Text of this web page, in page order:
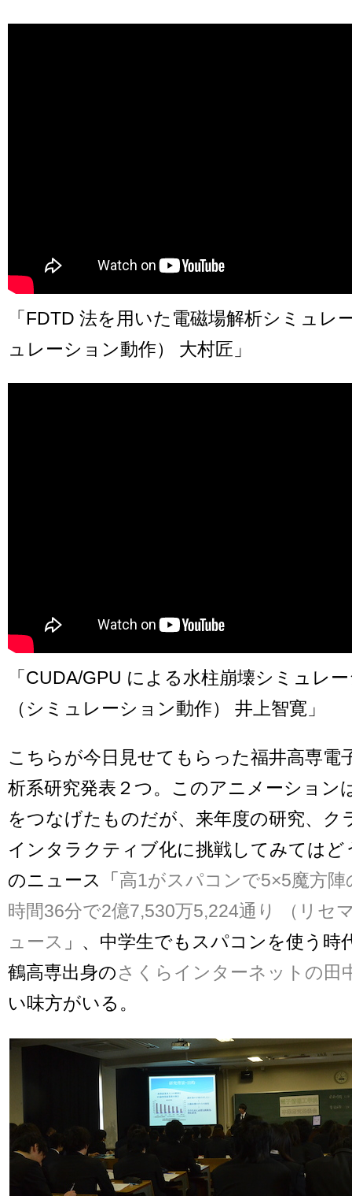
「FDTD 法を用いた電磁場解析シミュレ
ュレーション動作） 大村匠」
「CUDA/GPU による水柱崩壊シミュレ
（シミュレーション動作） 井上智寛」
こちらが今日見せてもらった福井高専電
析系研究発表２つ。このアニメーション
をつなげたものだが、来年度の研究、ク
インタラクティブ化に挑戦してみてはど
のニュース「高1がスパコンで5×5魔方陣
時間36分で2億7,530万5,224通り （リセ
ュース 」、中学生でもスパコンを使う時
鶴高専出身のさくらインターネットの田
い味方がいる。